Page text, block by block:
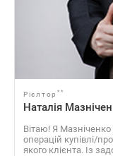
Рієлтор **
Наталія
Вітаю! Я
операцій купівлі/
якого клієнта. Із